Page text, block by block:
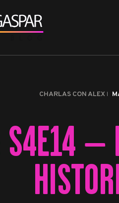
CHARLAS CON ALEX
–